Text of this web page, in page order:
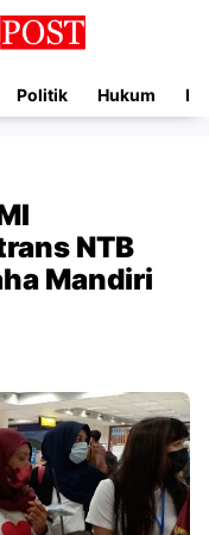
Politik Hukum
NTB
Mandiri